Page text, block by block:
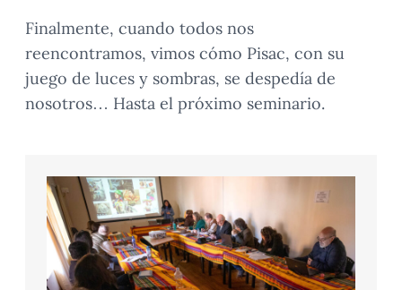
Finalmente, cuando todos nos
reencontramos, vimos cómo Pisac, con su
juego de luces y sombras, se despedía de
nosotros… Hasta el próximo seminario.